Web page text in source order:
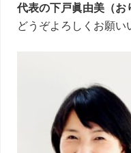
代表の下戸眞由美（お
どうぞよろしくお願い